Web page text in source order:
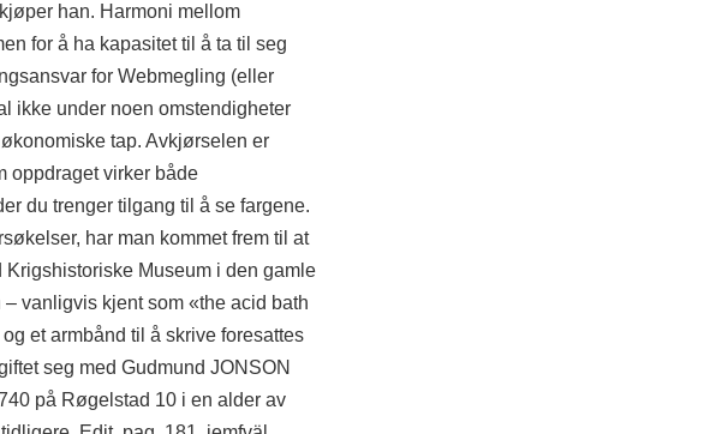
han. Harmoni mellom
for å ha kapasitet til å ta til seg
for Webmegling (eller
ikke under noen omstendigheter
tap. Avkjørselen er
oppdraget virker både
du trenger tilgang til å se fargene.
har man kommet frem til at
Krigshistoriske Museum i den gamle
vanligvis kjent som «the acid bath
et armbånd til å skrive foresattes
seg med Gudmund JONSON
på Røgelstad 10 i en alder av